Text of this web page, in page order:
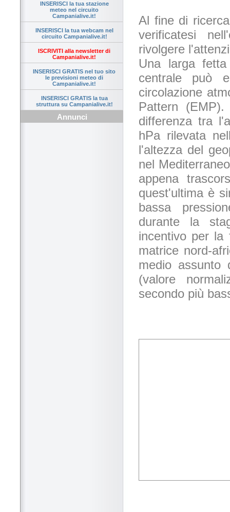
INSERISCI la tua stazione
meteo nel circuito
Campanialive.it!
INSERISCI la tua webcam nel
circuito Campanialive.it!
ISCRIVITI alla newsletter di
Campanialive.it!
INSERISCI GRATIS nel tuo sito
le previsioni meteo di
Campanialive.it!
INSERISCI GRATIS la tua
struttura su Campanialive.it!
Annunci
Al fine di
verificatesi
rivolgere
Una larga
centrale può
circolazione
Pattern
differenza tra
hPa rilevata
l'altezza del
nel
appena
quest'ultima è
bassa
durante la
incentivo per la
matrice nord-
medio assunto
(valore
secondo più